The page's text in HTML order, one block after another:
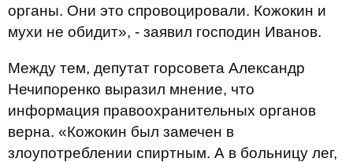
органы. Они это спровоцировали. Кожокин и
мухи не обидит», - заявил господин Иванов.
Между тем, депутат горсовета Александр
Нечипоренко выразил мнение, что
информация правоохранительных органов
верна. «Кожокин был замечен в
злоупотреблении спиртным. А в больницу лег,